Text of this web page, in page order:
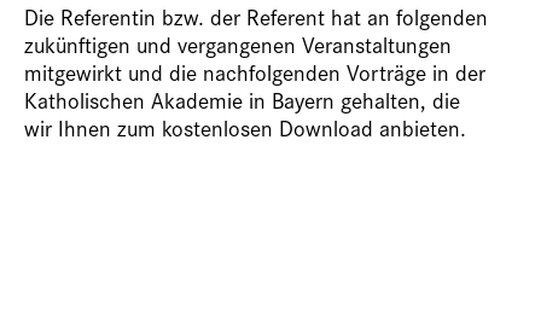
Die Referentin bzw. der Referent hat an folgenden
zukünftigen und vergangenen Veranstaltungen
mitgewirkt und die nachfolgenden Vorträge in der
Katholischen Akademie in Bayern gehalten, die
wir Ihnen zum kostenlosen Download anbieten.